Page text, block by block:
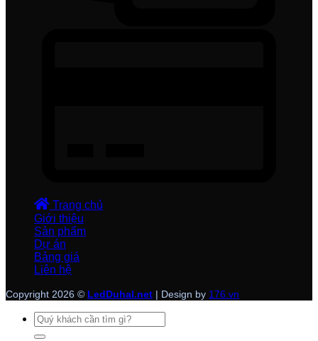
Trang chủ
Giới thiệu
Sản phẩm
Dự án
Bảng giá
Liên hệ
Copyright 2026 © LedDuhal.net | Design by 176.vn
Tìm
kiếm: